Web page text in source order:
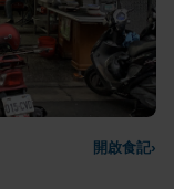
開啟食記›